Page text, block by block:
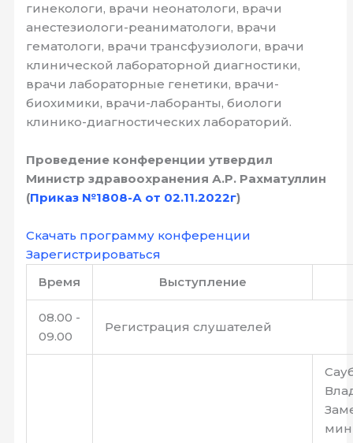
гинекологи, врачи неонатологи, врачи
анестезиологи-реаниматологи, врачи
гематологи, врачи трансфузиологи, врачи
клинической лабораторной диагностики,
врачи лабораторные генетики, врачи-
биохимики, врачи-лаборанты, биологи
клинико-диагностических лабораторий.
Проведение конференции утвердил
Министр здравоохранения А.Р. Рахматуллин
(Приказ №1808-А от 02.11.2022г)
Скачать программу конференции
Зарегистрироваться
Время
Выступление
08.00 -
09.00
Регистрация слушателей